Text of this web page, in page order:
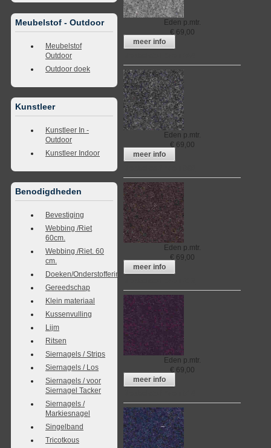
Meubelstof - Outdoor
Meubelstof
Outdoor
Outdoor doek
Kunstleer
Kunstleer In -
Outdoor
Kunstleer Indoor
Benodigdheden
Bevestiging
Webbing /Riet
60cm.
Webbing /Riet. 60
cm.
Doeken/Onderstoffering
Gereedschap
Klein materiaal
Kussenvulling
Lijm
Ritsen
Siernagels / Strips
Siernagels / Los
Siernagels / voor
Siernagel Tacker
Siernagels /
Markiesnagel
Singelband
Tricotkous
Eden p.mtr.
€ 69,00
meer info
Eden p.mtr.
€ 69,00
meer info
Eden p.mtr.
€ 69,00
meer info
Eden p.mtr.
€ 69,00
meer info